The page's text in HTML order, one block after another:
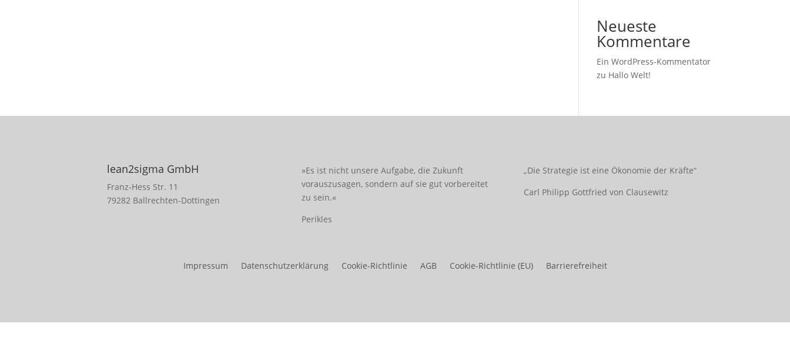
Neueste
Kommentare
Ein WordPress-Kommentator
zu Hallo Welt!
lean2sigma GmbH
Franz-Hess Str. 11
79282 Ballrechten-Dottingen
»Es ist nicht unsere Aufgabe, die Zukunft
vorauszusagen, sondern auf sie gut vorbereitet
zu sein.«
Perikles
„Die Strategie ist eine Ökonomie der Kräfte“
Carl Philipp Gottfried von Clausewitz
Impressum Datenschutzerklärung Cookie-Richtlinie AGB Cookie-Richtlinie (EU) Barrierefreiheit